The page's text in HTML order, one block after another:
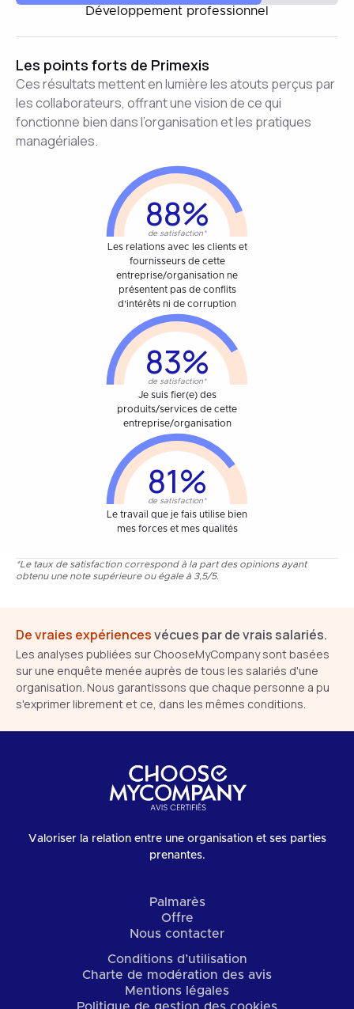
Développement professionnel
Les points forts de Primexis
Ces résultats mettent en lumière les atouts perçus par
les collaborateurs, offrant une vision de ce qui
fonctionne bien dans l’organisation et les pratiques
managériales.
88%
de satisfaction*
Les relations avec les clients et
fournisseurs de cette
entreprise/organisation ne
présentent pas de conflits
d’intérêts ni de corruption
83%
de satisfaction*
Je suis fier(e) des
produits/services de cette
entreprise/organisation
81%
de satisfaction*
Le travail que je fais utilise bien
mes forces et mes qualités
*Le taux de satisfaction correspond à la part des opinions ayant
obtenu une note supérieure ou égale à 3,5/5.
De vraies expériencesvécues par de vrais salariés.
Les analyses publiées sur ChooseMyCompany sont basées
sur une enquête menée auprès de tous les salariés d'une
organisation. Nous garantissons que chaque personne a pu
s'exprimer librement et ce, dans les mêmes conditions.
Valoriser la relation entre une organisation et ses parties
prenantes.
Palmarès
Offre
Nous contacter
Conditions d’utilisation
Charte de modération des avis
Mentions légales